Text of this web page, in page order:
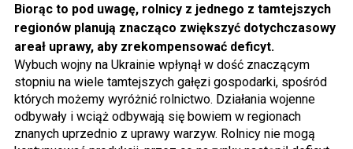
Biorąc to pod uwagę, rolnicy z jednego z tamtejszych
regionów planują znacząco zwiększyć dotychczasowy
areał uprawy, aby zrekompensować deficyt.
Wybuch wojny na Ukrainie wpłynął w dość znaczącym
stopniu na wiele tamtejszych gałęzi gospodarki, spośród
których możemy wyróżnić rolnictwo. Działania wojenne
odbywały i wciąż odbywają się bowiem w regionach
znanych uprzednio z uprawy warzyw. Rolnicy nie mogą